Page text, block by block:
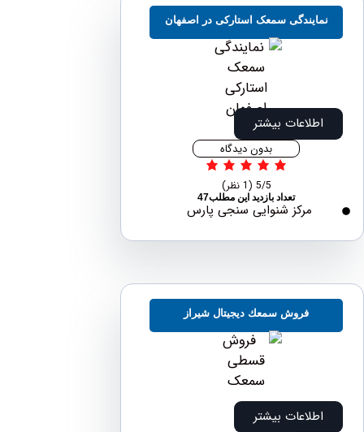
سمعک استارکی در اصفهان
اطلاعات بیشتر
بدون دیدگاه
تعداد بازدید این مطلب47
مرکز شنوایی سنجی پارس
فروش سمعك ديجيتال شیراز
اطلاعات بیشتر